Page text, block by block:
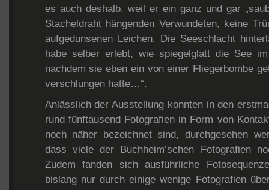
es auch deshalb, weil er ein ganz und gar
Stacheldraht hängenden Verwundeten, keine
aufgedunsenen Leichen. Die Seeschlacht
habe selber erlebt, wie spiegelglatt die See im
nachdem sie eben ein von einer Fliegerbombe
verschlungen hatte…“.
Anlässlich der Ausstellung konnten in den
rund fünftausend Fotografien in Form von
noch näher bezeichnet sind, durchgesehen
dass viele der Buchheim’schen Fotografien
Zudem fanden sich ausführliche
bislang nur durch einige wenige Fotografien